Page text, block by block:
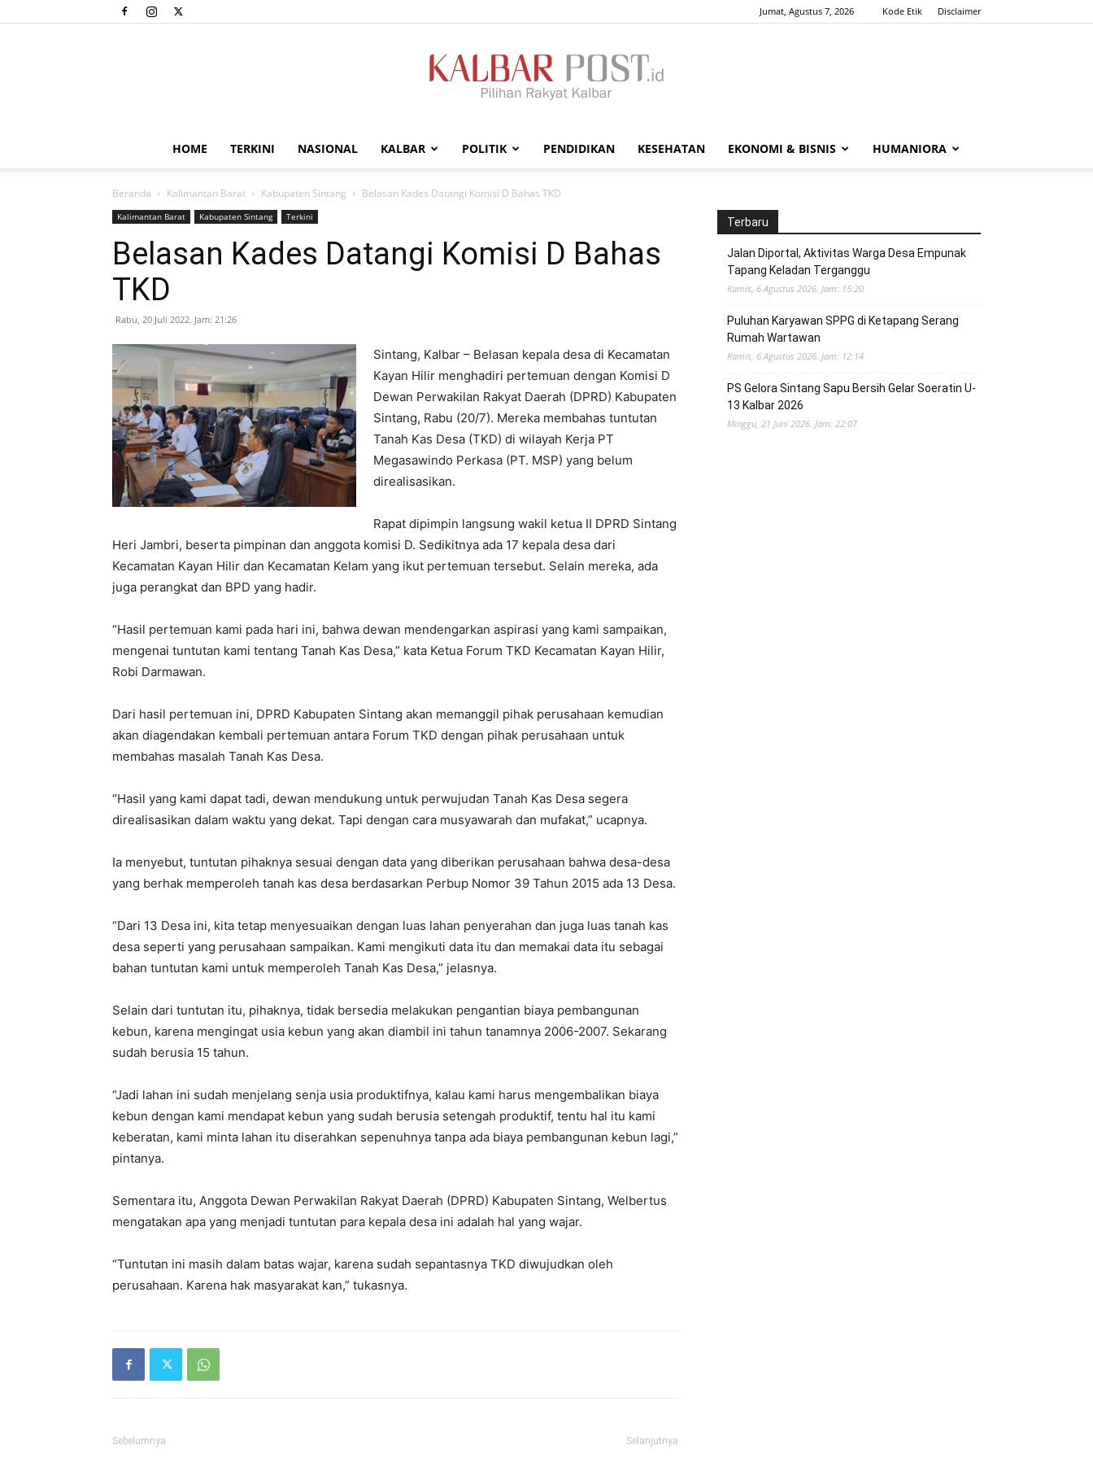
Jumat, Agustus 7, 2026 Kode Etik Disclaimer
HOME TERKINI NASIONAL KALBAR POLITIK PENDIDIKAN KESEHATAN EKONOMI & BISNIS HUMANIORA
Beranda Kalimantan Barat Kabupaten Sintang Belasan Kades Datangi Komisi D Bahas TKD
Kalimantan Barat Kabupaten Sintang Terkini
Belasan Kades Datangi Komisi D Bahas
TKD
Rabu, 20 Juli 2022. Jam: 21:26
Sintang, Kalbar – Belasan kepala desa di Kecamatan
Kayan Hilir menghadiri pertemuan dengan Komisi D
Dewan Perwakilan Rakyat Daerah (DPRD) Kabupaten
Sintang, Rabu (20/7). Mereka membahas tuntutan
Tanah Kas Desa (TKD) di wilayah Kerja PT
Megasawindo Perkasa (PT. MSP) yang belum
direalisasikan.
Rapat dipimpin langsung wakil ketua II DPRD Sintang
Heri Jambri, beserta pimpinan dan anggota komisi D. Sedikitnya ada 17 kepala desa dari
Kecamatan Kayan Hilir dan Kecamatan Kelam yang ikut pertemuan tersebut. Selain mereka, ada
juga perangkat dan BPD yang hadir.
“Hasil pertemuan kami pada hari ini, bahwa dewan mendengarkan aspirasi yang kami sampaikan,
mengenai tuntutan kami tentang Tanah Kas Desa,” kata Ketua Forum TKD Kecamatan Kayan Hilir,
Robi Darmawan.
Dari hasil pertemuan ini, DPRD Kabupaten Sintang akan memanggil pihak perusahaan kemudian
akan diagendakan kembali pertemuan antara Forum TKD dengan pihak perusahaan untuk
membahas masalah Tanah Kas Desa.
“Hasil yang kami dapat tadi, dewan mendukung untuk perwujudan Tanah Kas Desa segera
direalisasikan dalam waktu yang dekat. Tapi dengan cara musyawarah dan mufakat,” ucapnya.
Ia menyebut, tuntutan pihaknya sesuai dengan data yang diberikan perusahaan bahwa desa-desa
yang berhak memperoleh tanah kas desa berdasarkan Perbup Nomor 39 Tahun 2015 ada 13 Desa.
“Dari 13 Desa ini, kita tetap menyesuaikan dengan luas lahan penyerahan dan juga luas tanah kas
desa seperti yang perusahaan sampaikan. Kami mengikuti data itu dan memakai data itu sebagai
bahan tuntutan kami untuk memperoleh Tanah Kas Desa,” jelasnya.
Selain dari tuntutan itu, pihaknya, tidak bersedia melakukan pengantian biaya pembangunan
kebun, karena mengingat usia kebun yang akan diambil ini tahun tanamnya 2006-2007. Sekarang
sudah berusia 15 tahun.
“Jadi lahan ini sudah menjelang senja usia produktifnya, kalau kami harus mengembalikan biaya
kebun dengan kami mendapat kebun yang sudah berusia setengah produktif, tentu hal itu kami
keberatan, kami minta lahan itu diserahkan sepenuhnya tanpa ada biaya pembangunan kebun lagi,”
pintanya.
Sementara itu, Anggota Dewan Perwakilan Rakyat Daerah (DPRD) Kabupaten Sintang, Welbertus
mengatakan apa yang menjadi tuntutan para kepala desa ini adalah hal yang wajar.
“Tuntutan ini masih dalam batas wajar, karena sudah sepantasnya TKD diwujudkan oleh
perusahaan. Karena hak masyarakat kan,” tukasnya.
Sebelumnya Selanjutnya
Terbaru
Jalan Diportal, Aktivitas Warga Desa Empunak
Tapang Keladan Terganggu
Kamis, 6 Agustus 2026. Jam: 15:20
Puluhan Karyawan SPPG di Ketapang Serang
Rumah Wartawan
Kamis, 6 Agustus 2026. Jam: 12:14
PS Gelora Sintang Sapu Bersih Gelar Soeratin U-
13 Kalbar 2026
Minggu, 21 Juni 2026. Jam: 22:07